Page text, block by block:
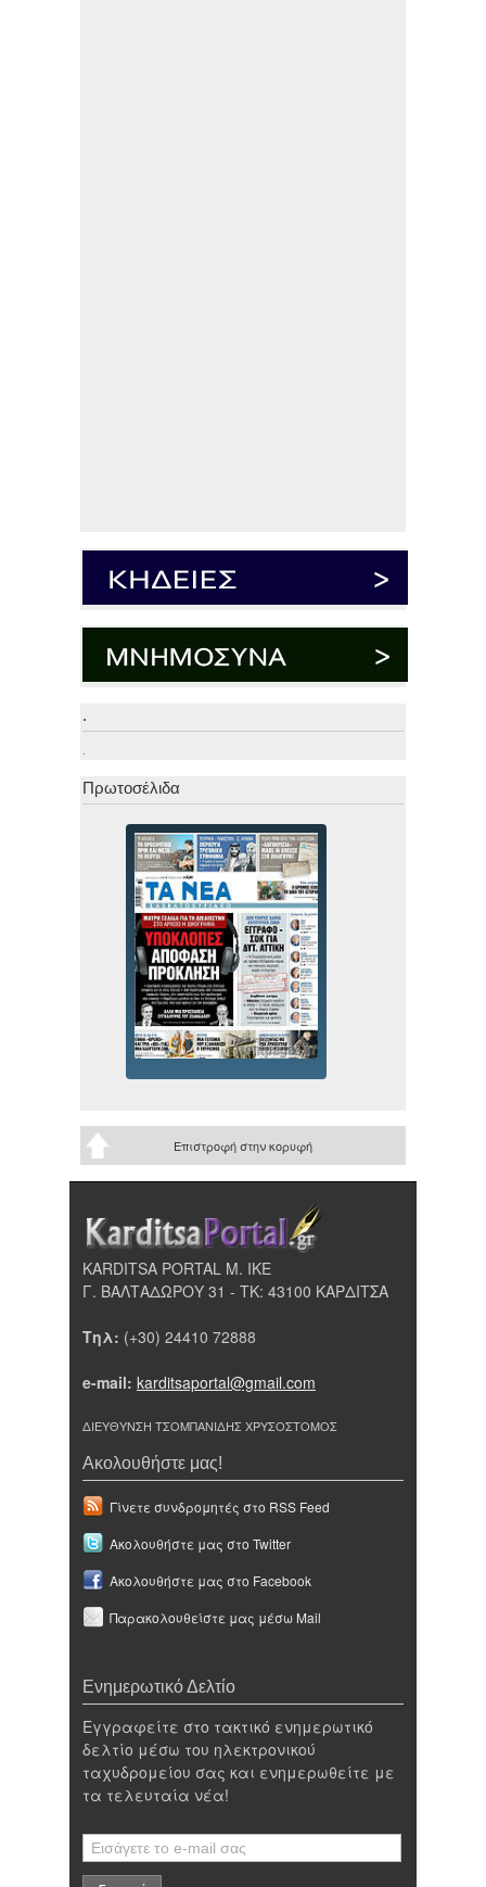
.
.
Πρωτοσέλιδα
Επιστροφή στην κορυφή
KARDITSA PORTAL Μ. ΙΚΕ
Γ. ΒΑΛΤΑΔΩΡΟΥ 31 - ΤΚ: 43100 ΚΑΡΔΙΤΣΑ
Τηλ: (+30) 24410 72888
e-mail: karditsaportal@gmail.com
ΔΙΕΥΘΥΝΣΗ ΤΣΟΜΠΑΝΙΔΗΣ ΧΡΥΣΟΣΤΟΜΟΣ
Ακολουθήστε μας!
Γίνετε συνδρομητές στο RSS Feed
Ακολουθήστε μας στο Twitter
Ακολουθήστε μας στο Facebook
Παρακολουθείστε μας μέσω Mail
Ενημερωτικό Δελτίο
Εγγραφείτε στο τακτικό ενημερωτικό
δελτίο μέσω του ηλεκτρονικού
ταχυδρομείου σας και ενημερωθείτε με
τα τελευταία νέα!